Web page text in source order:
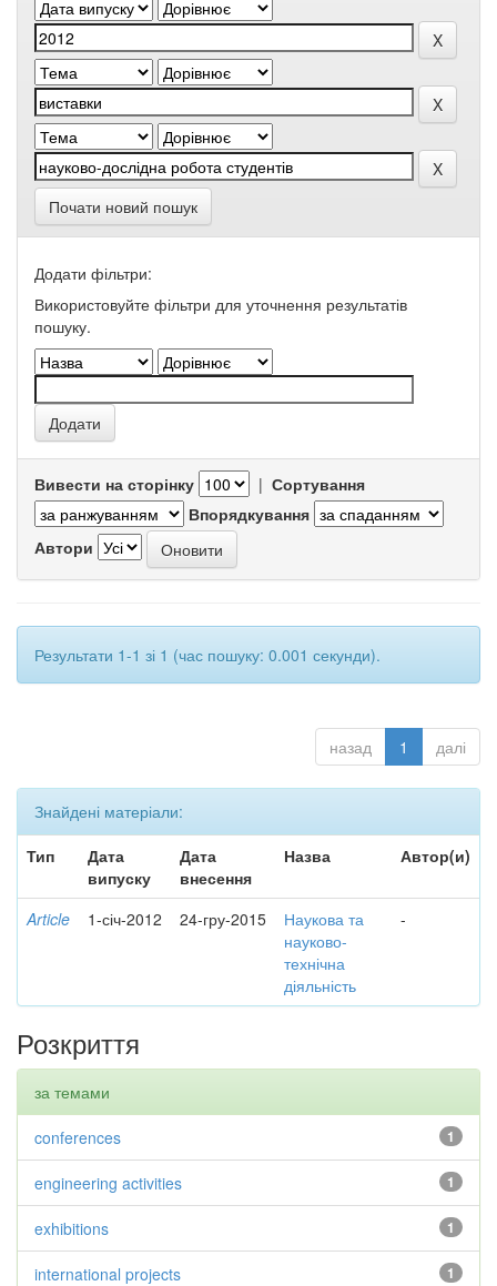
Почати новий пошук
Додати фільтри:
Використовуйте фільтри для уточнення результатів
пошуку.
Вивести на сторінку | Сортування
Впорядкування
Автори
Результати 1-1 зі 1 (час пошуку: 0.001 секунди).
назад 1 далі
Знайдені матеріали:
Тип
Дата
випуску
Дата
внесення
Назва Автор(и)
Article 1-січ-2012 24-гру-2015
Наукова та
науково-
технічна
діяльність
-
Розкриття
за темами
1
conferences
1
engineering activities
1
exhibitions
1
international projects